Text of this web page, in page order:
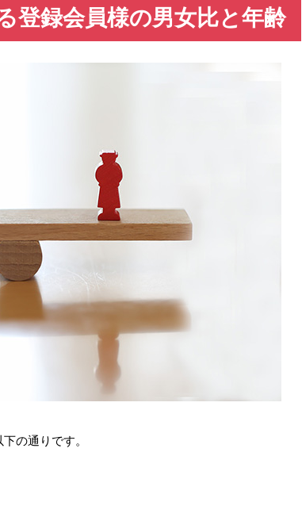
登録会員様の男女比と年齢
の通りです。